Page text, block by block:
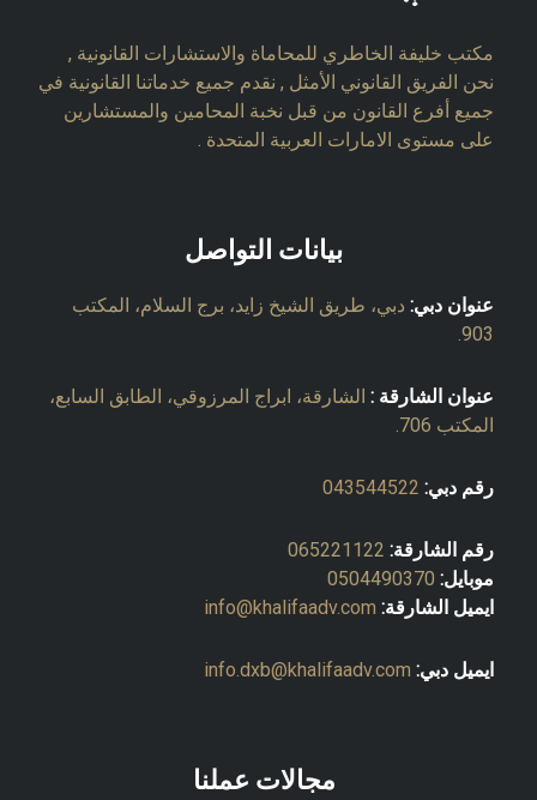
مكتب خليفة الخاطري للمحاماة والاستشارات القانونية ,
نحن الفريق القانوني الأمثل , نقدم جميع خدماتنا القانونية في
جميع أفرع القانون من قبل نخبة المحامين والمستشارين
على مستوى الامارات العربية المتحدة .
بيانات التواصل
عنوان دبي: دبي، طريق الشيخ زايد، برج السلام، المكتب
903.
عنوان الشارقة : الشارقة، ابراج المرزوقي، الطابق السابع،
المكتب 706.
رقم دبي: 043544522
رقم الشارقة: 065221122
موبايل: 0504490370
ايميل الشارقة: info@khalifaadv.com
ايميل دبي: info.dxb@khalifaadv.com
مجالات عملنا